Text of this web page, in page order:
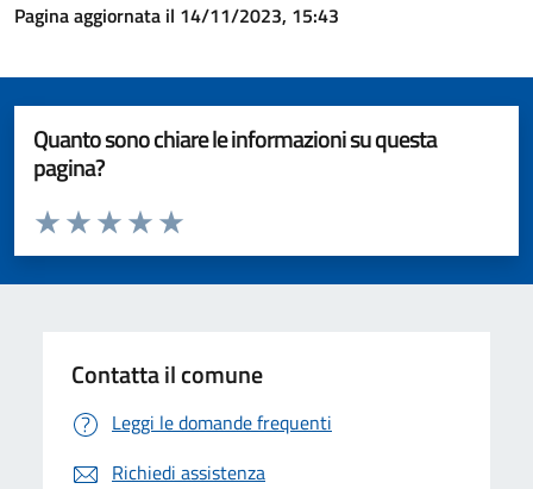
Pagina aggiornata il 14/11/2023, 15:43
Quanto sono chiare le informazioni su questa
pagina?
Valuta da 1 a 5 stelle la pagina
Valuta 5 stelle su 5
Valuta 4 stelle su 5
Valuta 3 stelle su 5
Valuta 2 stelle su 5
Valuta 1 stelle su 5
Contatta il comune
Leggi le domande frequenti
Richiedi assistenza